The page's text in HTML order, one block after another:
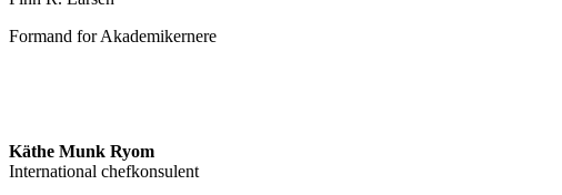
Formand for Akademikernere
Käthe Munk Ryom
International chefkonsulent